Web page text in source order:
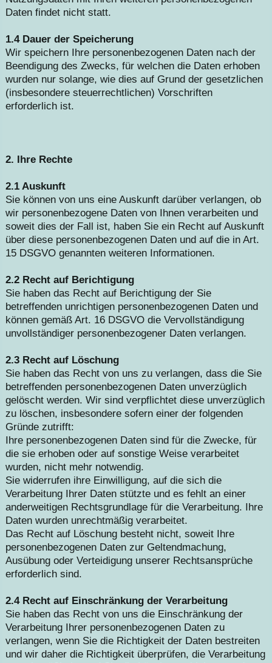
Daten findet nicht statt.
1.4 Dauer der Speicherung
Wir speichern Ihre personenbezogenen Daten nach der
Beendigung des Zwecks, für welchen die Daten erhoben
wurden nur solange, wie dies auf Grund der gesetzlichen
(insbesondere steuerrechtlichen) Vorschriften
erforderlich ist.
2. Ihre Rechte
2.1 Auskunft
Sie können von uns eine Auskunft darüber verlangen, ob
wir personenbezogene Daten von Ihnen verarbeiten und
soweit dies der Fall ist, haben Sie ein Recht auf Auskunft
über diese personenbezogenen Daten und auf die in Art.
15 DSGVO genannten weiteren Informationen.
2.2 Recht auf Berichtigung
Sie haben das Recht auf Berichtigung der Sie
betreffenden unrichtigen personenbezogenen Daten und
können gemäß Art. 16 DSGVO die Vervollständigung
unvollständiger personenbezogener Daten verlangen.
2.3 Recht auf Löschung
Sie haben das Recht von uns zu verlangen, dass die Sie
betreffenden personenbezogenen Daten unverzüglich
gelöscht werden. Wir sind verpflichtet diese unverzüglich
zu löschen, insbesondere sofern einer der folgenden
Gründe zutrifft:
Ihre personenbezogenen Daten sind für die Zwecke, für
die sie erhoben oder auf sonstige Weise verarbeitet
wurden, nicht mehr notwendig.
Sie widerrufen ihre Einwilligung, auf die sich die
Verarbeitung Ihrer Daten stützte und es fehlt an einer
anderweitigen Rechtsgrundlage für die Verarbeitung. Ihre
Daten wurden unrechtmäßig verarbeitet.
Das Recht auf Löschung besteht nicht, soweit Ihre
personenbezogenen Daten zur Geltendmachung,
Ausübung oder Verteidigung unserer Rechtsansprüche
erforderlich sind.
2.4 Recht auf Einschränkung der Verarbeitung
Sie haben das Recht von uns die Einschränkung der
Verarbeitung Ihrer personenbezogenen Daten zu
verlangen, wenn Sie die Richtigkeit der Daten bestreiten
und wir daher die Richtigkeit überprüfen, die Verarbeitung